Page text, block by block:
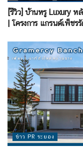
[รีวิว] บ้านหรู Luxury
| โครงการ แกรนด์เพ็ชร
ข่าว PR ระยอง